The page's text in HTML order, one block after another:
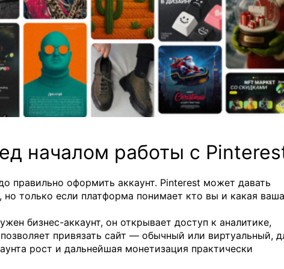
началом работы с
правильно оформить аккаунт. Pinterest может давать
только если платформа понимает кто вы и какая ваша
бизнес-аккаунт, он открывает доступ к аналитике,
привязать сайт — обычный или виртуальный,
рост и дальнейшая монетизация практически